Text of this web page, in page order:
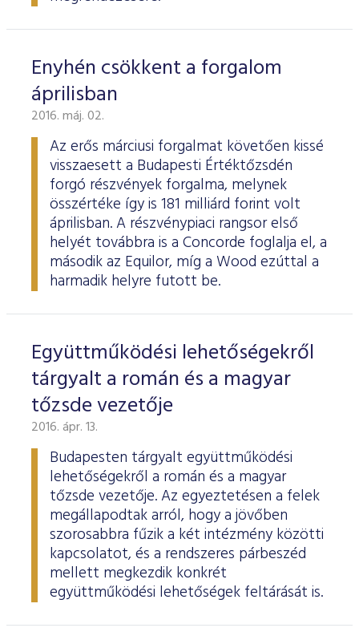
Enyhén csökkent a forgalom
áprilisban
2016. máj. 02.
Az erős márciusi forgalmat követően kissé
visszaesett a Budapesti Értéktőzsdén
forgó részvények forgalma, melynek
összértéke így is 181 milliárd forint volt
áprilisban. A részvénypiaci rangsor első
helyét továbbra is a Concorde foglalja el, a
második az Equilor, míg a Wood ezúttal a
harmadik helyre futott be.
Együttműködési lehetőségekről
tárgyalt a román és a magyar
tőzsde vezetője
2016. ápr. 13.
Budapesten tárgyalt együttműködési
lehetőségekről a román és a magyar
tőzsde vezetője. Az egyeztetésen a felek
megállapodtak arról, hogy a jövőben
szorosabbra fűzik a két intézmény közötti
kapcsolatot, és a rendszeres párbeszéd
mellett megkezdik konkrét
együttműködési lehetőségek feltárását is.